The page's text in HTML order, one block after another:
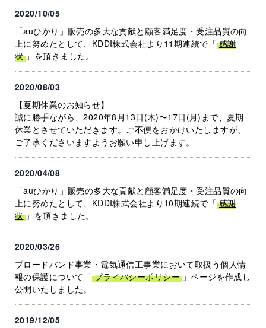
2020/10/05
「auひかり」販売の多大な貢献と顧客満足度・受注品質の向
上に努めたとして、KDDI株式会社より11期連続で「 感謝
状 」を頂きました。
2020/08/03
【夏期休業のお知らせ】
誠に勝手ながら、2020年8月13日(木)〜17日(月)まで、夏期
休業とさせていただきます。ご不便をおかけいたしますが、
ご了承くださいますようお願い申し上げます。
2020/04/08
「auひかり」販売の多大な貢献と顧客満足度・受注品質の向
上に努めたとして、KDDI株式会社より10期連続で「 感謝
状 」を頂きました。
2020/03/26
ブロードバンド事業・電気通信工事業において取扱う個人情
報の保護について「 プライバシーポリシー 」ページを作成し
公開いたしました。
2019/12/05